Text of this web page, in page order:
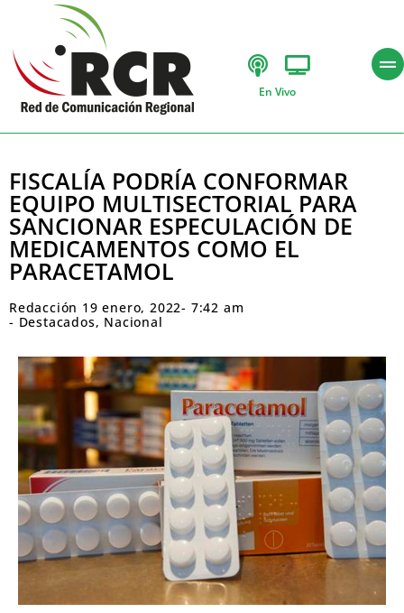
En Vivo
FISCALÍA PODRÍA CONFORMAR
EQUIPO MULTISECTORIAL PARA
SANCIONAR ESPECULACIÓN DE
MEDICAMENTOS COMO EL
PARACETAMOL
Redacción 19 enero, 2022- 7:42 am
- Destacados, Nacional